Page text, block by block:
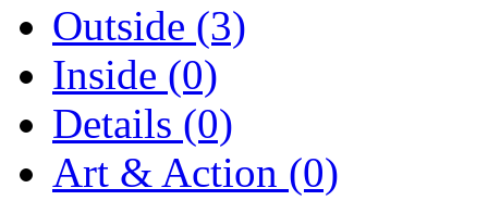
Outside (3)
Inside (0)
Details (0)
Art & Action (0)